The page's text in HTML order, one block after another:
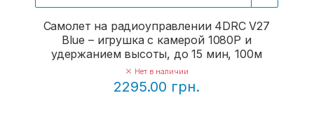
Самолет на радиоуправлении 4DRC V27
Blue – игрушка с камерой 1080P и
удержанием высоты, до 15 мин, 100м
Нет в наличии
2295.00 грн.